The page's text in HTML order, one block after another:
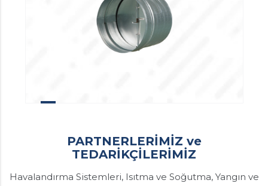
PARTNERLERİMİZ ve
TEDARİKÇİLERİMİZ
Havalandırma Sistemleri, Isıtma ve Soğutma, Yangın ve